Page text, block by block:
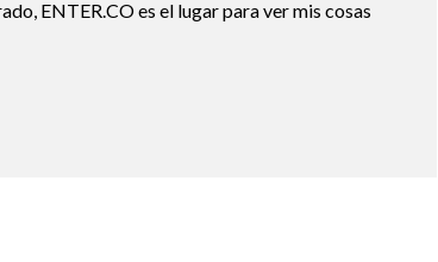
ENTER.CO es el lugar para ver mis cosas